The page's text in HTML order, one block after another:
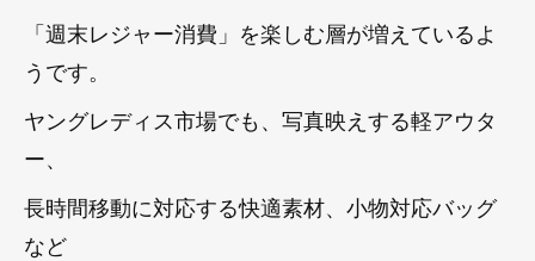
「週末レジャー消費」を楽しむ層が増えているよ
うです。
ヤングレディス市場でも、写真映えする軽アウタ
ー、
長時間移動に対応する快適素材、小物対応バッグ
など